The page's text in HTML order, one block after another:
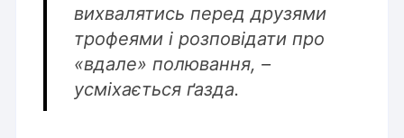
вихвалятись перед друзями
трофеями і розповідати про
«вдале» полювання, –
усміхається ґазда.